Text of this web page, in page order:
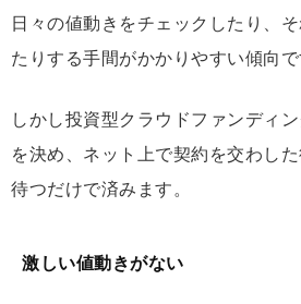
日々の値動きをチェックしたり、
たりする手間がかかりやすい傾向で
しかし投資型クラウドファンディ
を決め、ネット上で契約を交わし
待つだけで済みます。
激しい値動きがない